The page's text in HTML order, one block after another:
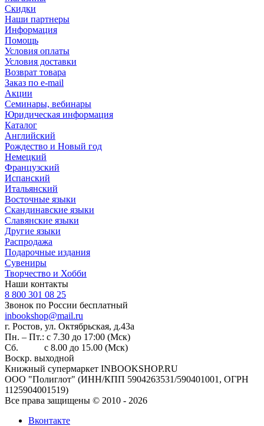
Скидки
Наши партнеры
Информация
Помощь
Условия оплаты
Условия доставки
Возврат товара
Заказ по e-mail
Акции
Семинары, вебинары
Юридическая информация
Каталог
Английский
Рождество и Новый год
Немецкий
Французский
Испанский
Итальянский
Восточные языки
Скандинавские языки
Славянские языки
Другие языки
Распродажа
Подарочные издания
Сувениры
Творчество и Хобби
Наши контакты
8 800 301 08 25
Звонок по России бесплатный
inbookshop@mail.ru
г. Ростов, ул. Октябрьская, д.43а
Пн. – Пт.: с 7.30 до 17:00 (Мск)
Сб. с 8.00 до 15.00 (Мск)
Воскр. выходной
Книжный супермаркет INBOOKSHOP.RU
ООО "Полиглот" (ИНН/КПП 5904263531/590401001, ОГРН
1125904001519)
Все права защищены © 2010 - 2026
Вконтакте